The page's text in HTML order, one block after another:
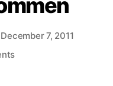
December 7, 2011
on